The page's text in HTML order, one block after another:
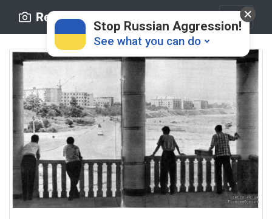
Retro.ck.ua
Stop Russian Aggression!
See what you can do
Donate 💸